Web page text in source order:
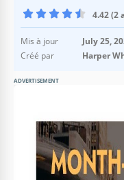
4.42 (2
Mis à jour
July 25,
Créé par
Harper
ADVERTISEMENT